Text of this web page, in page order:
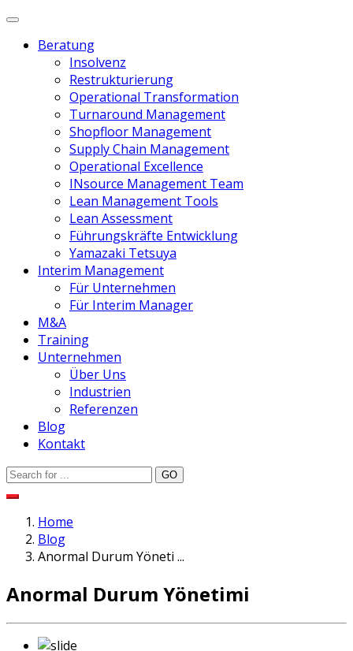
Beratung
Insolvenz
Restrukturierung
Operational Transformation
Turnaround Management
Shopfloor Management
Supply Chain Management
Operational Excellence
INsource Management Team
Lean Management Tools
Lean Assessment
Führungskräfte Entwicklung
Yamazaki Tetsuya
Interim Management
Für Unternehmen
Für Interim Manager
M&A
Training
Unternehmen
Über Uns
Industrien
Referenzen
Blog
Kontakt
Home
Blog
Anormal Durum Yöneti ...
Anormal Durum Yönetimi